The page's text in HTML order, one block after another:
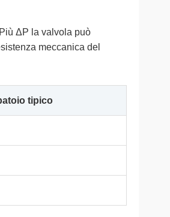
ΔP la valvola può
meccanica del
tipico